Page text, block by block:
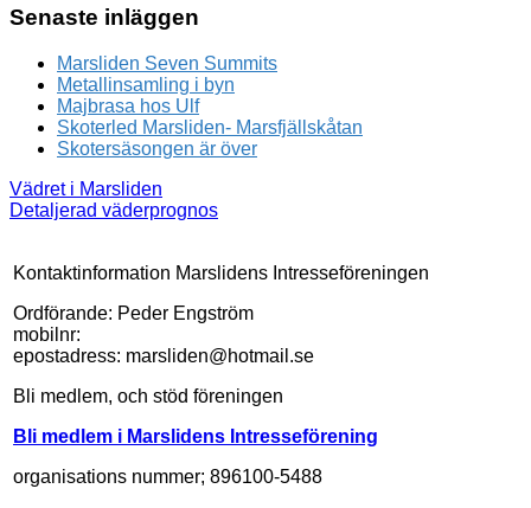
Senaste inläggen
Marsliden Seven Summits
Metallinsamling i byn
Majbrasa hos Ulf
Skoterled Marsliden- Marsfjällskåtan
Skotersäsongen är över
Vädret i Marsliden
Detaljerad väderprognos
Kontaktinformation Marslidens Intresseföreningen
Ordförande: Peder Engström
mobilnr:
epostadress: marsliden@hotmail.se
Bli medlem, och stöd föreningen
Bli medlem i Marslidens Intresseförening
organisations nummer; 896100-5488